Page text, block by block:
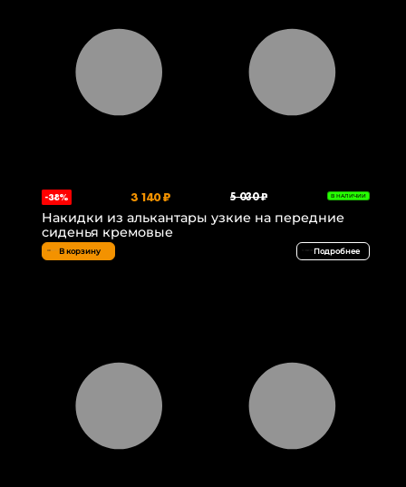
-38% 3 140 ₽ 5 030 ₽ В НАЛИЧИИ
Накидки из алькантары узкие на передние
сиденья кремовые
В корзину Подробнее